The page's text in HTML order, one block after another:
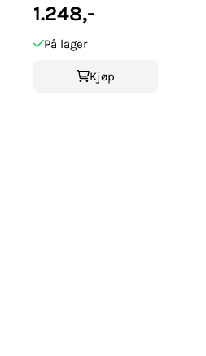
1.248,-
På lager
Kjøp